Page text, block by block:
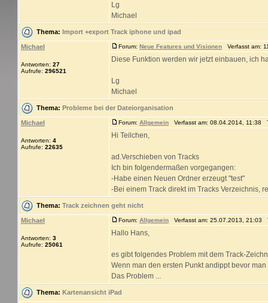
Lg
Michael
Thema: Import +export Track iphone und ipad
Michael
Antworten: 27
Aufrufe: 296521
Forum: Neue Features und Visionen Verfasst am:
Diese Funktion werden wir jetzt einbauen, ich
Lg
Michael
Thema: Probleme bei der Dateiorganisation
Michael
Antworten: 4
Aufrufe: 22635
Forum: Allgemein Verfasst am: 08.04.2014, 11:38
Hi Teilchen,
ad.Verschieben von Tracks
Ich bin folgendermaßen vorgegangen:
-Habe einen Neuen Ordner erzeugt "test"
-Bei einem Track direkt im Tracks Verzeichnis,
Thema: Track zeichnen geht nicht
Michael
Antworten: 3
Aufrufe: 25061
Forum: Allgemein Verfasst am: 25.07.2013, 21:03
Hallo Hans,
es gibt folgendes Problem mit dem Track-
Wenn man den ersten Punkt andippt bevor
Das Problem ...
Thema: Kartenansicht iPad